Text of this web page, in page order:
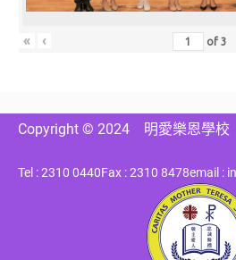
« ‹ of3
Copyright © 2024 明愛樂恩學校
Tel : 2310 0440Fax : 2310 8478email :